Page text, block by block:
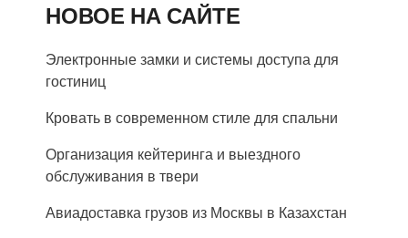
НОВОЕ НА САЙТЕ
Электронные замки и системы доступа для
гостиниц
Кровать в современном стиле для спальни
Организация кейтеринга и выездного
обслуживания в твери
Авиадоставка грузов из Москвы в Казахстан